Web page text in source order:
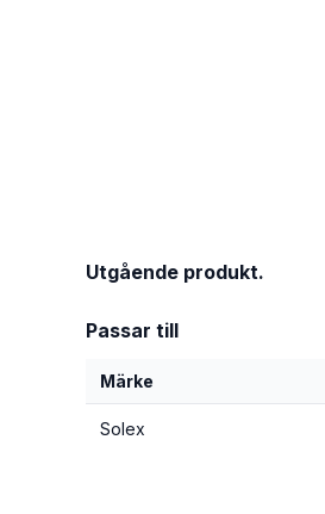
Utgående produkt.
Passar till
Märke
Solex